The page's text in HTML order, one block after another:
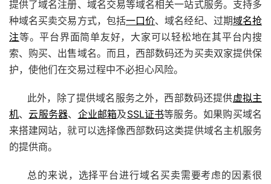
提供了域名注册、域名交易等域名相关一站式服务。支持多
种域名买卖交易方式，包括一口价、域名经纪、过期域名抢
注等。平台界面简单友好，大家可以轻松地在其平台内搜
索、购买、出售域名。而且，西部数码还为买卖双家提供保
护，使他们在交易过程中不必担心风险。
此外，除了提供域名服务之外，西部数码还提供虚拟主
机、云服务器、 企业邮箱及SSL证书等服务。如果购买域名
来搭建网站，就可以选择像西部数码这类提供域名主机服务
的提供商。
总的来说，选择平台进行域名买卖需要考虑的因素很